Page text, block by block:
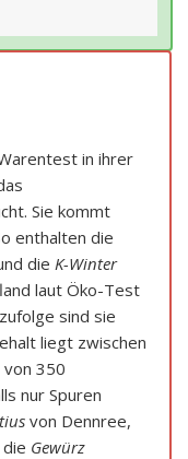
in ihrer
Sie kommt
enthalten die
die K-Winter
laut Öko-Test
sind sie
liegt zwischen
350
nur Spuren
von Dennree,
Gewürz